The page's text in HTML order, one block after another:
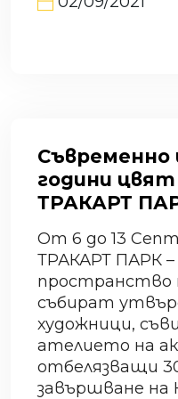
Съвременно
години
ТРАКАРТ
От 6 до 13
ТРАКАРТ ПАРК
пространство
събират
художници,
ателието на
отбелязващи
завършване на